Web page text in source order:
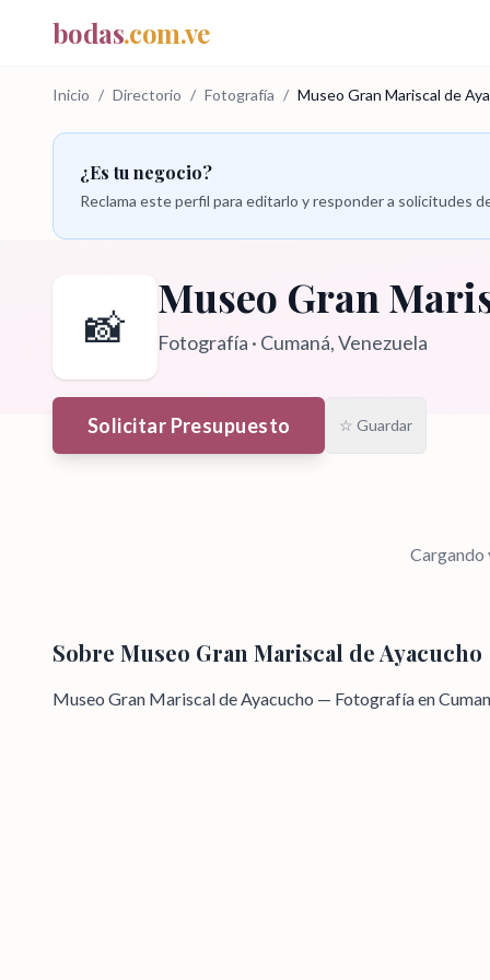
bodas.com.ve
Inicio / Directorio / Fotografía / Museo Gran Mariscal de
¿Es tu negocio?
Reclama este perfil para editarlo y responder a solicitudes
📸
Museo Gran
Fotografía · Cumaná, Venezuela
Solicitar Presupuesto ☆ Guardar
Cargando
Sobre Museo Gran Mariscal de Ayacucho
Museo Gran Mariscal de Ayacucho — Fotografía en